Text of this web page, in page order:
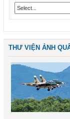
THƯ VIỆN ẢNH